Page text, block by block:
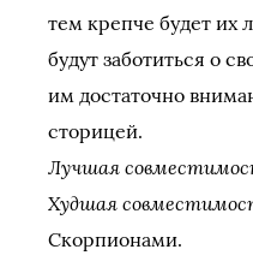
тем крепче будет их
будут заботиться о
им достаточно
сторицей.
Лучшая
Худшая
Скорпионами.